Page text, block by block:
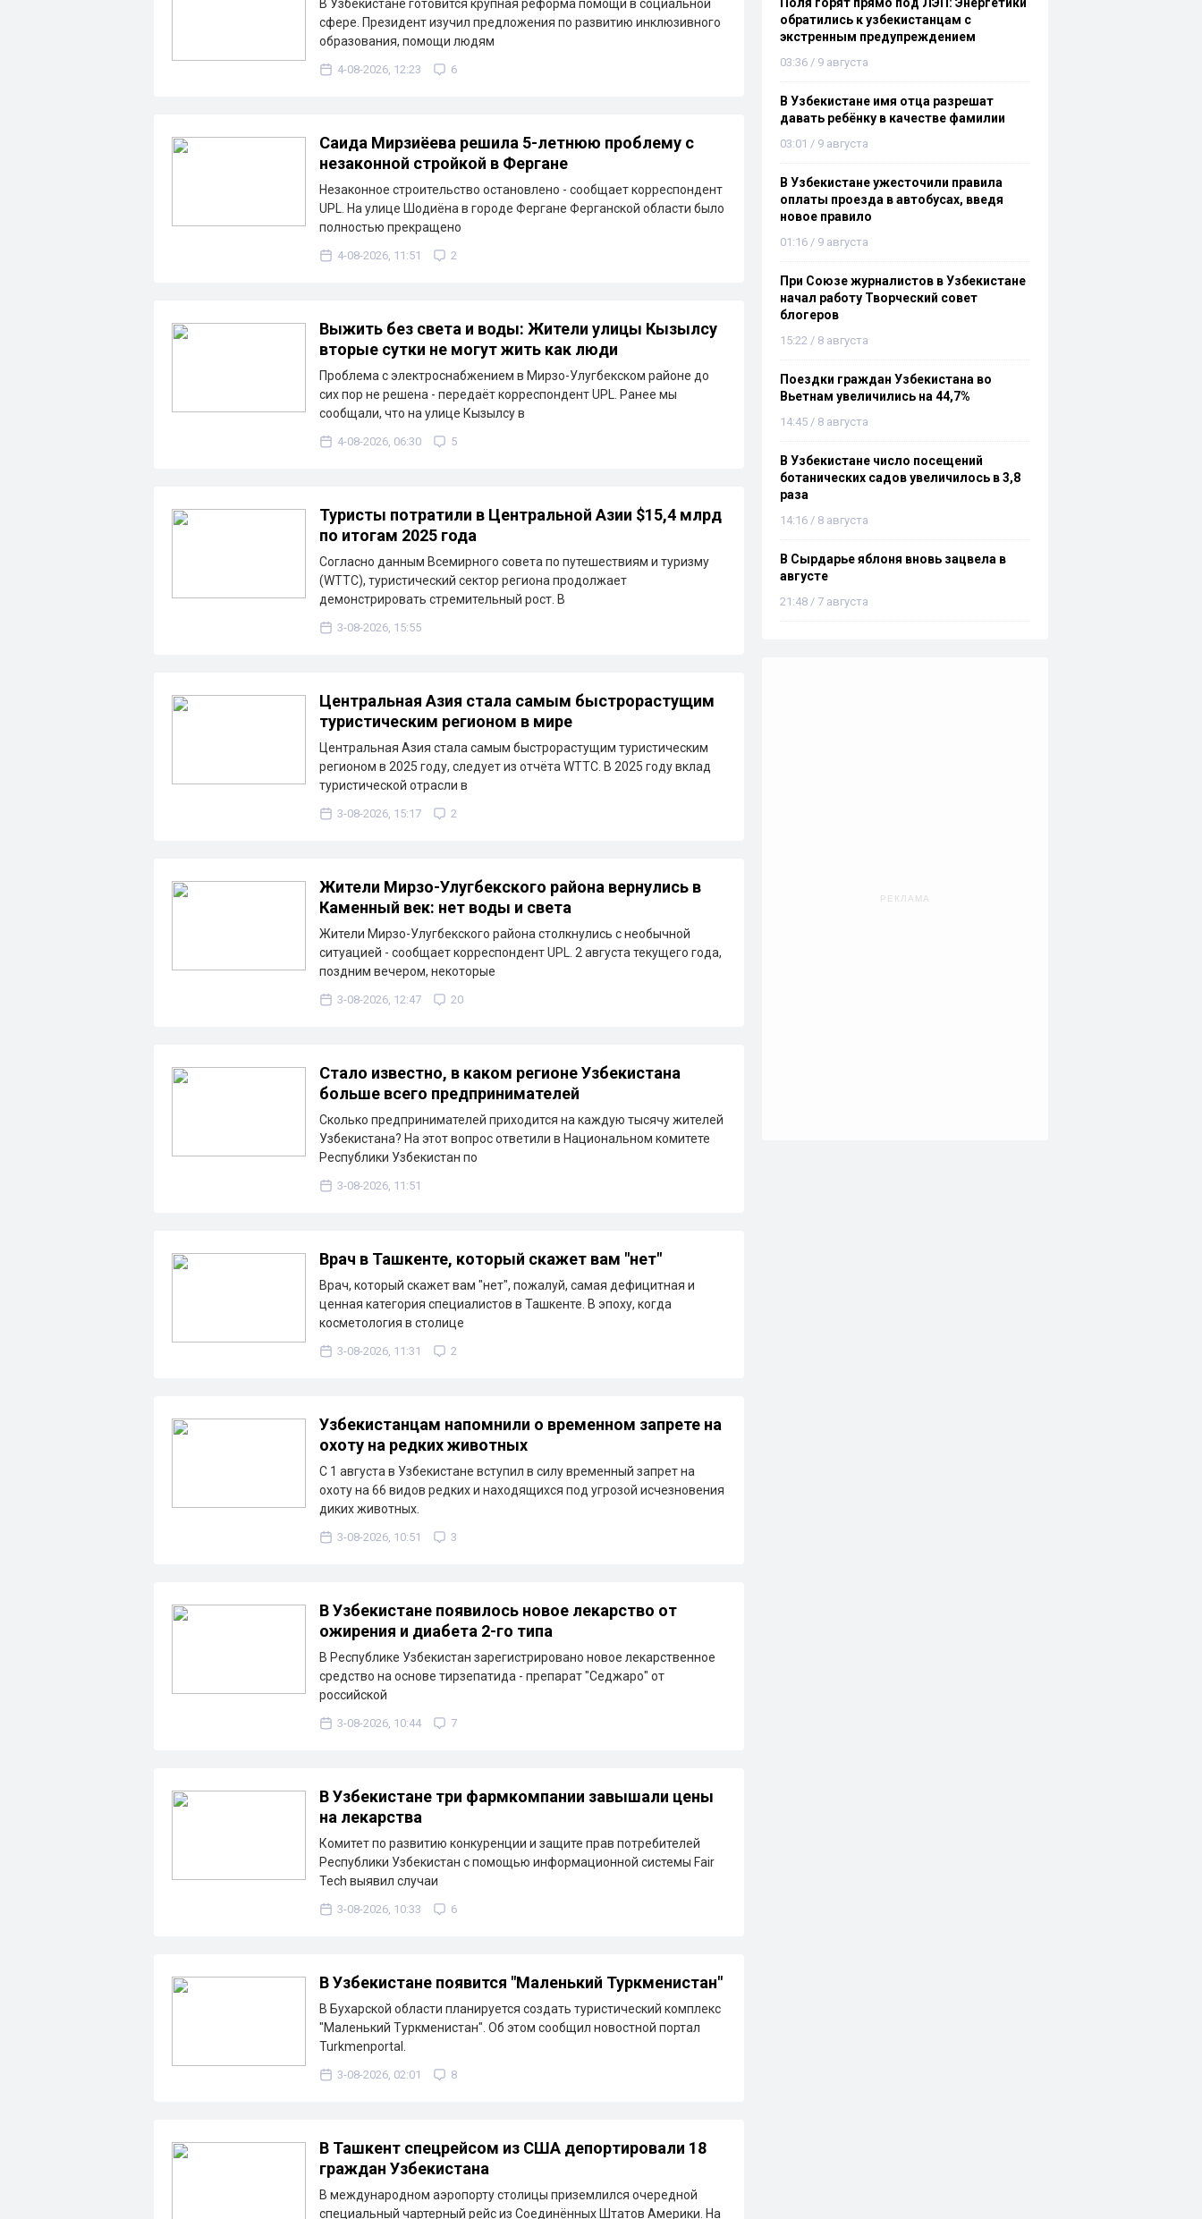
В Узбекистане готовится крупная реформа помощи в социальной
сфере. Президент изучил предложения по развитию инклюзивного
образования, помощи людям
4-08-2026, 12:23 6
Саида Мирзиёева решила 5-летнюю проблему с
незаконной стройкой в Фергане
Незаконное строительство остановлено - сообщает корреспондент
UPL. На улице Шодиёна в городе Фергане Ферганской области было
полностью прекращено
4-08-2026, 11:51 2
Выжить без света и воды: Жители улицы Кызылсу
вторые сутки не могут жить как люди
Проблема с электроснабжением в Мирзо-Улугбекском районе до
сих пор не решена - передаёт корреспондент UPL. Ранее мы
сообщали, что на улице Кызылсу в
4-08-2026, 06:30 5
Туристы потратили в Центральной Азии $15,4 млрд
по итогам 2025 года
Согласно данным Всемирного совета по путешествиям и туризму
(WTTC), туристический сектор региона продолжает
демонстрировать стремительный рост. В
3-08-2026, 15:55
Центральная Азия стала самым быстрорастущим
туристическим регионом в мире
Центральная Азия стала самым быстрорастущим туристическим
регионом в 2025 году, следует из отчёта WTTC. В 2025 году вклад
туристической отрасли в
3-08-2026, 15:17 2
Жители Мирзо-Улугбекского района вернулись в
Каменный век: нет воды и света
Жители Мирзо-Улугбекского района столкнулись с необычной
ситуацией - сообщает корреспондент UPL. 2 августа текущего года,
поздним вечером, некоторые
3-08-2026, 12:47 20
Стало известно, в каком регионе Узбекистана
больше всего предпринимателей
Сколько предпринимателей приходится на каждую тысячу жителей
Узбекистана? На этот вопрос ответили в Национальном комитете
Республики Узбекистан по
3-08-2026, 11:51
Врач в Ташкенте, который скажет вам "нет"
Врач, который скажет вам "нет", пожалуй, самая дефицитная и
ценная категория специалистов в Ташкенте. В эпоху, когда
косметология в столице
3-08-2026, 11:31 2
Узбекистанцам напомнили о временном запрете на
охоту на редких животных
С 1 августа в Узбекистане вступил в силу временный запрет на
охоту на 66 видов редких и находящихся под угрозой исчезновения
диких животных.
3-08-2026, 10:51 3
В Узбекистане появилось новое лекарство от
ожирения и диабета 2-го типа
В Республике Узбекистан зарегистрировано новое лекарственное
средство на основе тирзепатида - препарат "Седжаро" от
российской
3-08-2026, 10:44 7
В Узбекистане три фармкомпании завышали цены
на лекарства
Комитет по развитию конкуренции и защите прав потребителей
Республики Узбекистан с помощью информационной системы Fair
Tech выявил случаи
3-08-2026, 10:33 6
В Узбекистане появится "Маленький Туркменистан"
В Бухарской области планируется создать туристический комплекс
"Маленький Туркменистан". Об этом сообщил новостной портал
Turkmenportal.
3-08-2026, 02:01 8
В Ташкент спецрейсом из США депортировали 18
граждан Узбекистана
В международном аэропорту столицы приземлился очередной
специальный чартерный рейс из Соединённых Штатов Америки. На
Поля горят прямо под ЛЭП: Энергетики
обратились к узбекистанцам с
экстренным предупреждением
03:36 / 9 августа
В Узбекистане имя отца разрешат
давать ребёнку в качестве фамилии
03:01 / 9 августа
В Узбекистане ужесточили правила
оплаты проезда в автобусах, введя
новое правило
01:16 / 9 августа
При Союзе журналистов в Узбекистане
начал работу Творческий совет
блогеров
15:22 / 8 августа
Поездки граждан Узбекистана во
Вьетнам увеличились на 44,7%
14:45 / 8 августа
В Узбекистане число посещений
ботанических садов увеличилось в 3,8
раза
14:16 / 8 августа
В Сырдарье яблоня вновь зацвела в
августе
21:48 / 7 августа